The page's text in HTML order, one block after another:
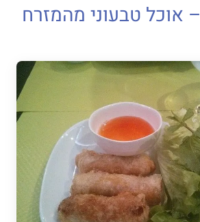
Végébowl – אוכל טבעוני מהמזרח